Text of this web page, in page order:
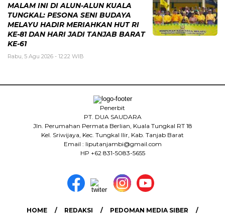
MALAM INI DI ALUN-ALUN KUALA
TUNGKAL: PESONA SENI BUDAYA
MELAYU HADIR MERIAHKAN HUT RI
KE-81 DAN HARI JADI TANJAB BARAT
KE-61
Rabu, 5 Agu 2026 - 12:22 WIB
Penerbit
PT. DUA SAUDARA
Jln. Perumahan Permata Berlian, Kuala Tungkal RT 18
Kel. Sriwijaya, Kec. Tungkal Ilir, Kab. Tanjab Barat
Email : liputanjambi@gmail.com
HP +62 831-5083-5655
HOME REDAKSI PEDOMAN MEDIA SIBER